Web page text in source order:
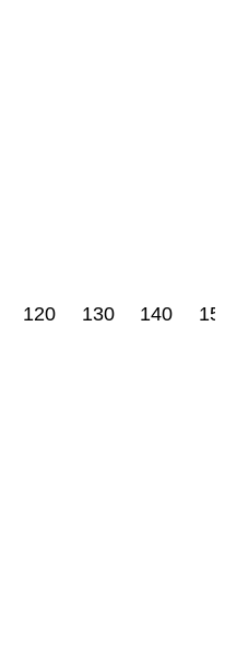
120 130 140